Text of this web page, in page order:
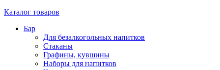
Каталог товаров
Бар
Для безалкогольных напитков
Стаканы
Графины, кувшины
Наборы для напитков